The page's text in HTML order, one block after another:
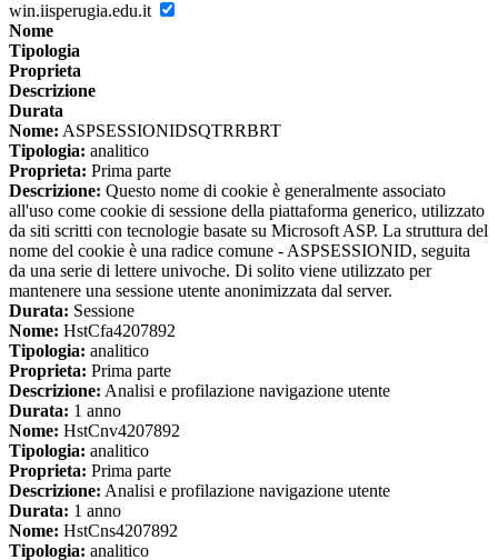
win.iisperugia.edu.it
Nome
Tipologia
Proprieta
Descrizione
Durata
Nome: ASPSESSIONIDSQTRRBRT
Tipologia: analitico
Proprieta: Prima parte
Descrizione: Questo nome di cookie è generalmente associato
all'uso come cookie di sessione della piattaforma generico, utilizzato
da siti scritti con tecnologie basate su Microsoft ASP. La struttura del
nome del cookie è una radice comune - ASPSESSIONID, seguita
da una serie di lettere univoche. Di solito viene utilizzato per
mantenere una sessione utente anonimizzata dal server.
Durata: Sessione
Nome: HstCfa4207892
Tipologia: analitico
Proprieta: Prima parte
Descrizione: Analisi e profilazione navigazione utente
Durata: 1 anno
Nome: HstCnv4207892
Tipologia: analitico
Proprieta: Prima parte
Descrizione: Analisi e profilazione navigazione utente
Durata: 1 anno
Nome: HstCns4207892
Tipologia: analitico